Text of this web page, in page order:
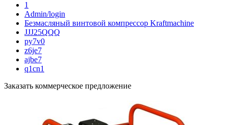
1
Admin/login
Безмасляный винтовой компрессор Kraftmaсhine
JJJ25QQQ
py7v0
z6je7
ajbe7
q1cn1
Заказать коммерческое предложение